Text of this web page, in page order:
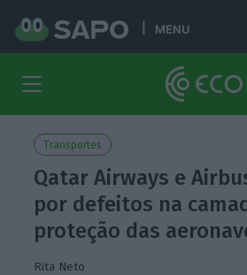
MENU
Transportes
Qatar Airways e
por defeitos na
proteção das
Rita Neto